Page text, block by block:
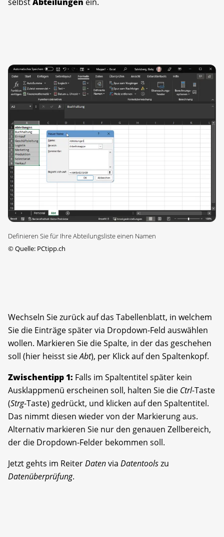
Definieren Sie für Ihre Abteilungsliste einen Namen
©Quelle: PCtipp.ch
Wechseln Sie zurück auf das Tabellenblatt, in welchem
Sie die Einträge später via Dropdown-Feld auswählen
wollen. Markieren Sie die Spalte, in der das geschehen
soll (hier heisst sieAbt), per Klick auf den Spaltenkopf.
Zwischentipp 1: Falls im Spaltentitel später kein
Ausklappmenü erscheinen soll, halten Sie die Ctrl-Taste
(Strg-Taste) gedrückt, und klicken auf den Spaltentitel.
Das nimmt diesen wieder von der Markierung aus.
Alternativ markieren Sie nur den genauen Zellbereich,
der die Dropdown-Felder bekommen soll.
Jetzt gehts im ReiterDatenvia Datentoolszu
Datenüberprüfung.